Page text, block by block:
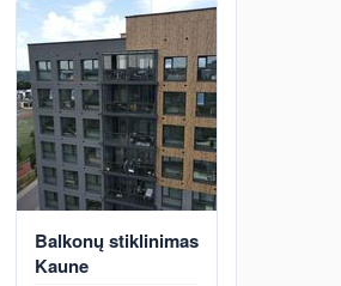
Balkonų stiklinimas
Kaune